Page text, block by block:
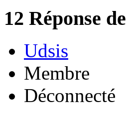
12 Réponse de
Udsis
Membre
Déconnecté